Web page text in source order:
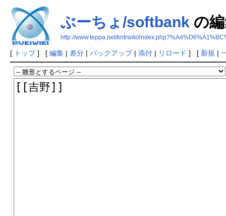
ぶーちょ/softbank の
http://www.teppa.net/kntrwiki/
[ トップ] [ 編集| 差分| バックアップ| 添付| リロード ] [ 新規 |